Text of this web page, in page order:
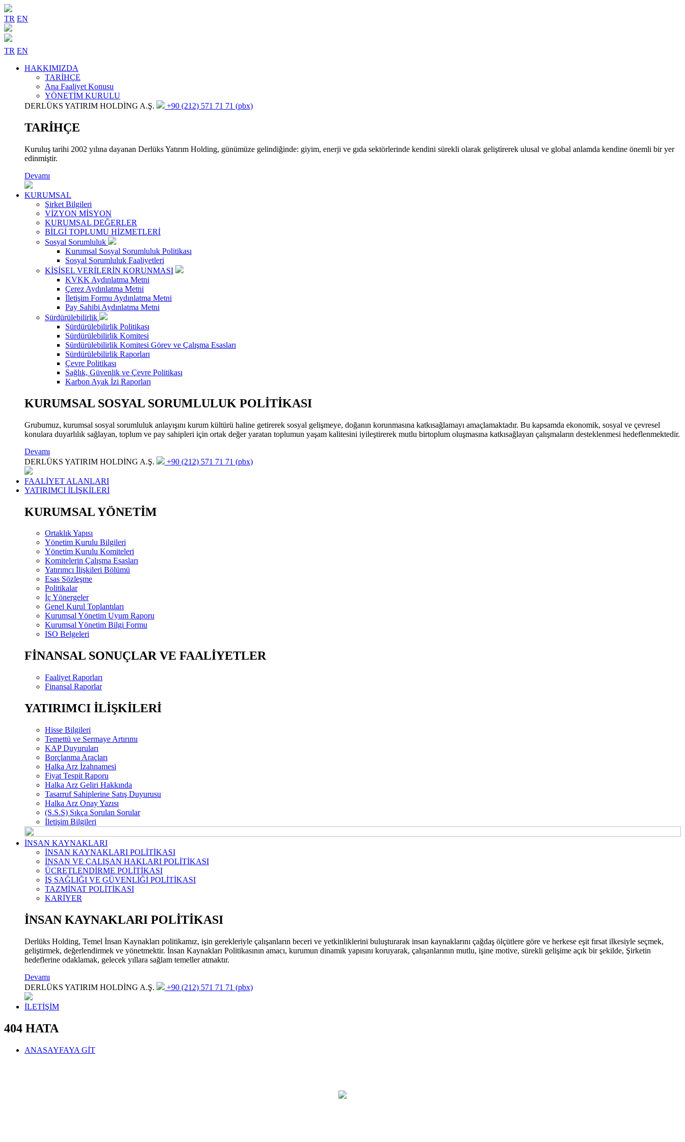
TR EN
TR EN
HAKKIMIZDA
TARİHÇE
Ana Faaliyet Konusu
YÖNETİM KURULU
DERLÜKS YATIRIM HOLDİNG A.Ş.
+90 (212) 571 71 71 (pbx)
TARİHÇE
Kuruluş tarihi 2002 yılına dayanan Derlüks Yatırım Holding, günümüze gelindiğinde: giyim, enerji ve gıda sektörlerinde kendini sürekli olarak geliştirerek ulusal ve global anlamda kendine önemli bir yer
edinmiştir.
Devamı
KURUMSAL
Şirket Bilgileri
VİZYON MİSYON
KURUMSAL DEĞERLER
BİLGİ TOPLUMU HİZMETLERİ
Sosyal Sorumluluk
Kurumsal Sosyal Sorumluluk Politikası
Sosyal Sorumluluk Faaliyetleri
KİŞİSEL VERİLERİN KORUNMASI
KVKK Aydınlatma Metni
Çerez Aydınlatma Metni
İletişim Formu Aydınlatma Metni
Pay Sahibi Aydınlatma Metni
Sürdürülebilirlik
Sürdürülebilirlik Politikası
Sürdürülebilirlik Komitesi
Sürdürülebilirlik Komitesi Görev ve Çalışma Esasları
Sürdürülebilirlik Raporları
Çevre Politikası
Sağlık, Güvenlik ve Çevre Politikası
Karbon Ayak İzi Raporları
KURUMSAL SOSYAL SORUMLULUK POLİTİKASI
Grubumuz, kurumsal sosyal sorumluluk anlayışını kurum kültürü haline getirerek sosyal gelişmeye, doğanın korunmasına katkısağlamayı amaçlamaktadır. Bu kapsamda ekonomik, sosyal ve çevresel
konulara duyarlılık sağlayan, toplum ve pay sahipleri için ortak değer yaratan toplumun yaşam kalitesini iyileştirerek mutlu birtoplum oluşmasına katkısağlayan çalışmaların desteklenmesi hedeflenmektedir.
Devamı
DERLÜKS YATIRIM HOLDİNG A.Ş.
+90 (212) 571 71 71 (pbx)
FAALİYET ALANLARI
YATIRIMCI İLİŞKİLERİ
KURUMSAL YÖNETİM
Ortaklık Yapısı
Yönetim Kurulu Bilgileri
Yönetim Kurulu Komiteleri
Komitelerin Çalışma Esasları
Yatırımcı İlişkileri Bölümü
Esas Sözleşme
Politikalar
İç Yönergeler
Genel Kurul Toplantıları
Kurumsal Yönetim Uyum Raporu
Kurumsal Yönetim Bilgi Formu
ISO Belgeleri
FİNANSAL SONUÇLAR VE FAALİYETLER
Faaliyet Raporları
Finansal Raporlar
YATIRIMCI İLİŞKİLERİ
Hisse Bilgileri
Temettü ve Sermaye Artırımı
KAP Duyuruları
Borçlanma Araçları
Halka Arz İzahnamesi
Fiyat Tespit Raporu
Halka Arz Geliri Hakkında
Tasarruf Sahiplerine Satış Duyurusu
Halka Arz Onay Yazısı
(S.S.S) Sıkça Sorulan Sorular
İletişim Bilgileri
İNSAN KAYNAKLARI
İNSAN KAYNAKLARI POLİTİKASI
İNSAN VE ÇALIŞAN HAKLARI POLİTİKASI
ÜCRETLENDİRME POLİTİKASI
İŞ SAĞLIĞI VE GÜVENLİĞİ POLİTİKASI
TAZMİNAT POLİTİKASI
KARİYER
İNSAN KAYNAKLARI POLİTİKASI
Derlüks Holding, Temel İnsan Kaynakları politikamız, işin gerekleriyle çalışanların beceri ve yetkinliklerini buluşturarak insan kaynaklarını çağdaş ölçütlere göre ve herkese eşit fırsat ilkesiyle seçmek,
geliştirmek, değerlendirmek ve yönetmektir. İnsan Kaynakları Politikasının amacı, kurumun dinamik yapısını koruyarak, çalışanlarının mutlu, işine motive, sürekli gelişime açık bir şekilde, Şirketin
hedeflerine odaklamak, gelecek yıllara sağlam temeller atmaktır.
Devamı
DERLÜKS YATIRIM HOLDİNG A.Ş.
+90 (212) 571 71 71 (pbx)
İLETİŞİM
404 HATA
ANASAYFAYA GİT